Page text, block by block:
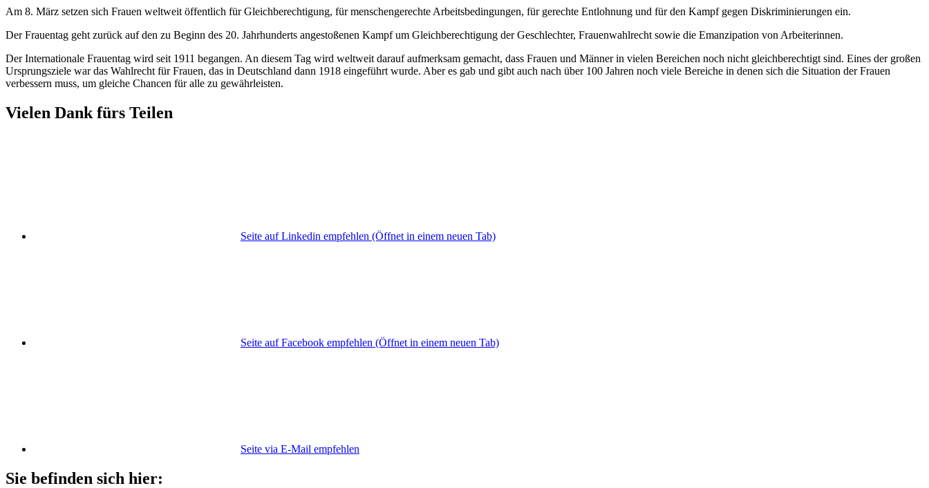
Am 8. März setzen sich Frauen weltweit öffentlich für Gleichberechtigung, für menschengerechte Arbeitsbedingungen, für gerechte Entlohnung und für den Kampf gegen Diskriminierungen ein.
Der Frauentag geht zurück auf den zu Beginn des 20. Jahrhunderts angestoßenen Kampf um Gleichberechtigung der Geschlechter, Frauenwahlrecht sowie die Emanzipation von Arbeiterinnen.
Der Internationale Frauentag wird seit 1911 begangen. An diesem Tag wird weltweit darauf aufmerksam gemacht, dass Frauen und Männer in vielen Bereichen noch nicht gleichberechtigt sind. Eines der großen
Ursprungsziele war das Wahlrecht für Frauen, das in Deutschland dann 1918 eingeführt wurde. Aber es gab und gibt auch nach über 100 Jahren noch viele Bereiche in denen sich die Situation der Frauen
verbessern muss, um gleiche Chancen für alle zu gewährleisten.
Vielen Dank fürs Teilen
Seite auf Linkedin empfehlen (Öffnet in einem neuen Tab)
Seite auf Facebook empfehlen (Öffnet in einem neuen Tab)
Seite via E-Mail empfehlen
Sie befinden sich hier: